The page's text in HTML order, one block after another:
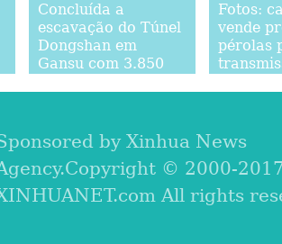
Concluída a
escavação do Túnel
Dongshan em
Gansu com 3.850
Fotos:
vende
pérolas
by Xinhua News
© 2000-
All rights